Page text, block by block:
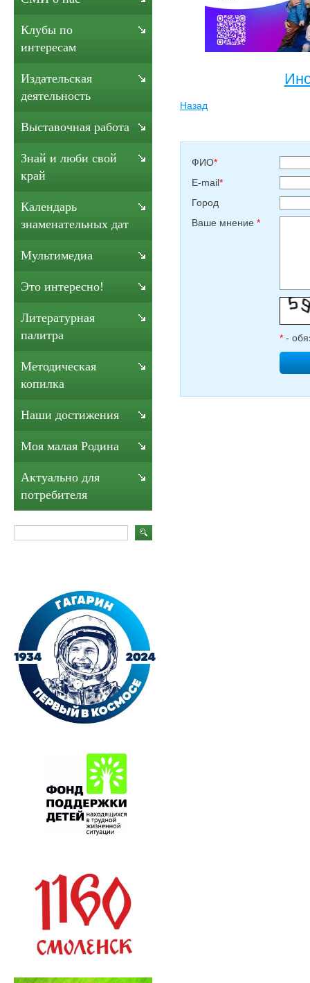
Назад
ФИО*
E-mail*
Город
Ваше мнение *
* -
Клубы по
интересам
Издательская
деятельность
Выставочная работа
Знай и люби свой
край
Календарь
знаменательных дат
Мультимедиа
Это интересно!
Литературная
палитра
Методическая
копилка
Наши достижения
Моя малая Родина
Актуально для
потребителя